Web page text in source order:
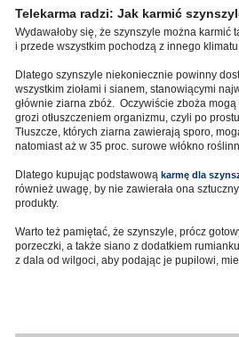
Telekarma radzi: Jak karmić
Wydawałoby się, że szynszyle można
i przede wszystkim pochodzą z innego
Dlatego szynszyle niekoniecznie powinny
wszystkim ziołami i sianem, stanowiącymi
głównie ziarna zbóż. Oczywiście zboża
grozi otłuszczeniem organizmu, czyli po
Tłuszcze, których ziarna zawierają sporo,
natomiast aż w 35 proc. surowe włókno
Dlatego kupując podstawową karmę dla
również uwagę, by nie zawierała ona
produkty.
Warto też pamiętać, że szynszyle, prócz
porzeczki, a także siano z dodatkiem
z dala od wilgoci, aby podając je pupilowi,